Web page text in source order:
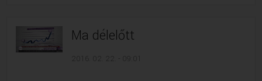
Ma délelőtt